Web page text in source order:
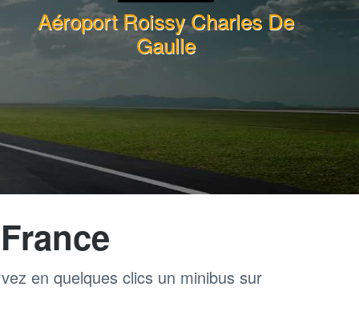
Aéroport Roissy Charles De
Gaulle
en quelques clics un minibus sur